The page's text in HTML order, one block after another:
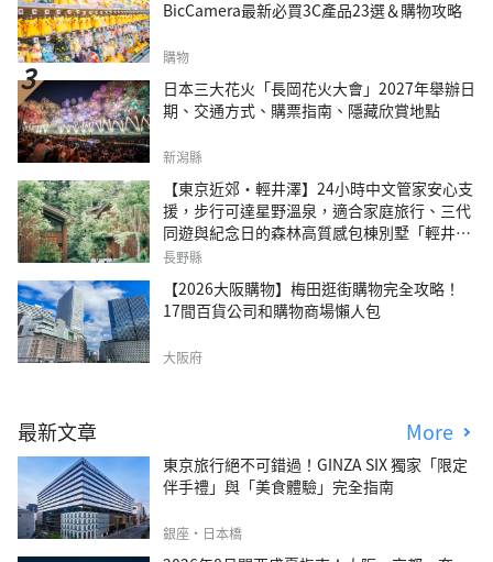
BicCamera最新必買3C產品23選＆購物攻略
購物
日本三大花火「長岡花火大會」2027年舉辦日
期、交通方式、購票指南、隱藏欣賞地點
新潟縣
【東京近郊・輕井澤】24小時中文管家安心支
援，步行可達星野溫泉，適合家庭旅行、三代
同遊與紀念日的森林高質感包棟別墅「輕井澤
森四季VILLA」
長野縣
【2026大阪購物】梅田逛街購物完全攻略！
17間百貨公司和購物商場懶人包
大阪府
最新文章 More
東京旅行絕不可錯過！GINZA SIX 獨家「限定
伴手禮」與「美食體驗」完全指南
銀座・日本橋